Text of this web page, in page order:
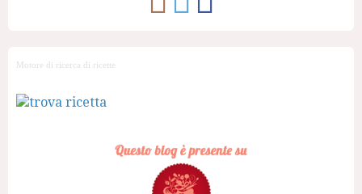
Motore di ricerca di ricette